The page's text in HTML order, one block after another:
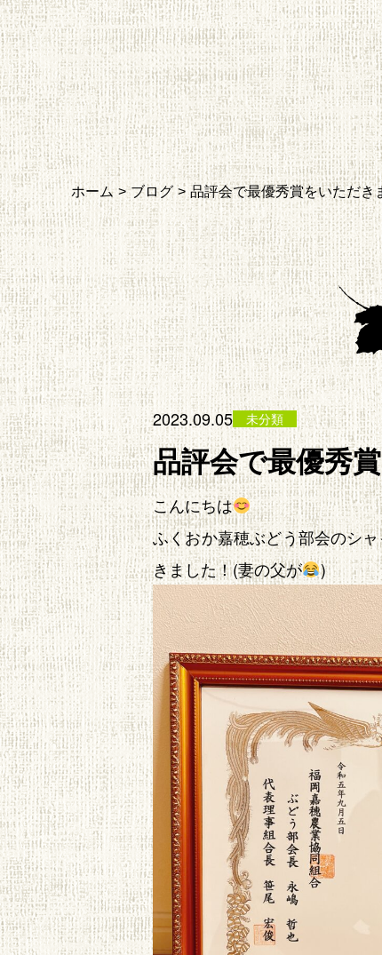
ホーム ブログ 品評会で最優秀賞をいただき
2023.09.05 未分類
品評会で最優秀
こんにちは
ふくおか嘉穂ぶどう部会のシ
きました！(妻の父が
)